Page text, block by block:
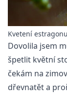
Kvetení estragonu
Dovolila jsem
špetlit květní
čekám na
dřevnatět a